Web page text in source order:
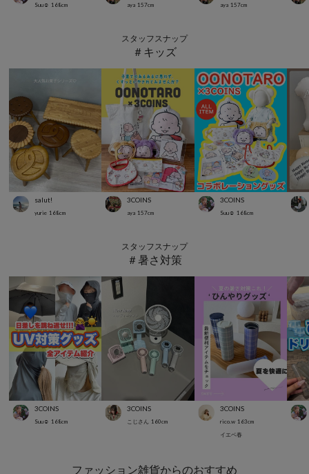
Suu☺︎ 168cm aya 157cm aya 157cm
スタッフスナップ
＃キッズ
salut!
yurie 168cm
3COINS
aya 157cm
3COINS
Suu☺︎ 168cm
スタッフスナップ
＃暑さ対策
3COINS
Suu☺︎ 168cm
3COINS
こじさん 160cm
3COINS
rico.w 163cm
イエベ春
ファッション雑貨からのおすすめ